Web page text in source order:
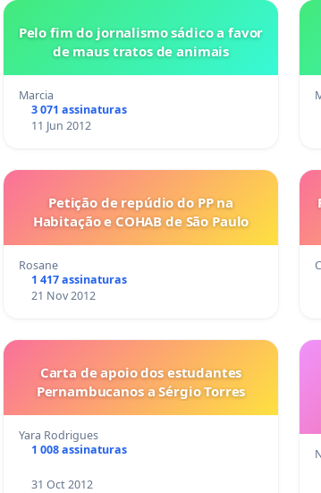
Pelo fim do jornalismo sádico a favor
de maus tratos de animais
Marcia
3 071 assinaturas
11 Jun 2012
Petição de repúdio do PP na
Habitação e COHAB de São Paulo
Rosane
1 417 assinaturas
21 Nov 2012
Carta de apoio dos estudantes
Pernambucanos a Sérgio Torres
Yara Rodrigues
1 008 assinaturas
31 Oct 2012